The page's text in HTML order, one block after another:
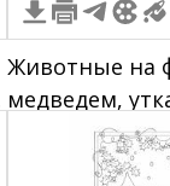
Животные на
медведем,
котенком и